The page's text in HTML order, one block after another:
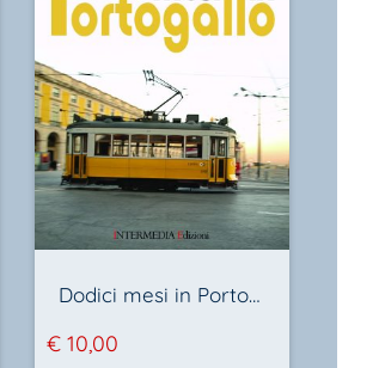
Dodici mesi in Portogallo
€ 10,00